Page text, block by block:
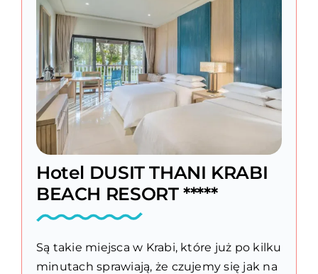
Hotel DUSIT THANI KRABI
BEACH RESORT *****
Są takie miejsca w Krabi, które już po kilku
minutach sprawiają, że czujemy się jak na